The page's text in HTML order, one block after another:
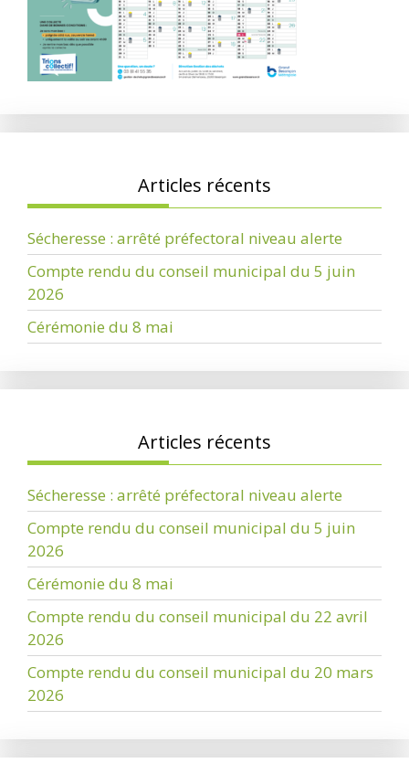
Articles récents
Sécheresse : arrêté préfectoral niveau alerte
Compte rendu du conseil municipal du 5 juin
2026
Cérémonie du 8 mai
Articles récents
Sécheresse : arrêté préfectoral niveau alerte
Compte rendu du conseil municipal du 5 juin
2026
Cérémonie du 8 mai
Compte rendu du conseil municipal du 22 avril
2026
Compte rendu du conseil municipal du 20 mars
2026